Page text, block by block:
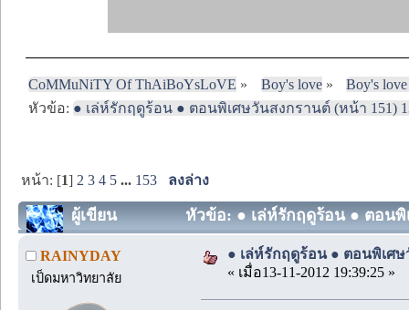
CoMMuNiTY Of ThAiBoYsLoVE » Boy's love»
Boy's
หัวข้อ: ● เล่ห์รักฤดูร้อน ● ตอนพิเศษวันสงกรานต์ (หน้า 151)
หน้า: [1] 2 3 4 5 ... 153 ลงล่าง
ผู้เขียน หัวข้อ: ● เล่ห์รักฤดูร้อน ● ตอนพิ
RAINYDAY
เป็ดมหาวิทยาลัย
● เล่ห์รักฤดูร้อน ● ตอนพิเศษ
« เมื่อ13-11-2012 19:39:25 »